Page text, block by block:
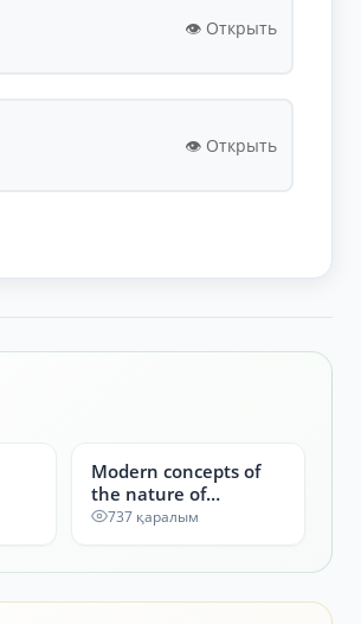
👁️ Открыть
👁️ Открыть
Modern concepts of
the nature of
chemical bonding:
737 қаралым